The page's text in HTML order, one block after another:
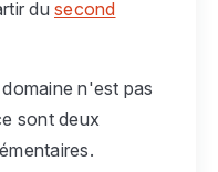
du second
n'est pas
sont deux